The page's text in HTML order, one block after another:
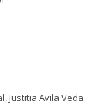
Justitia Avila Veda